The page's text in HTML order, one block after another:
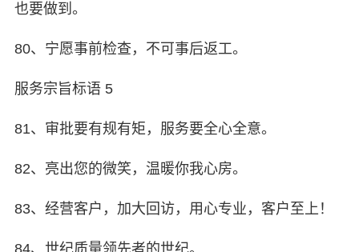
也要做到。
80、宁愿事前检查，不可事后返工。
服务宗旨标语 5
81、审批要有规有矩，服务要全心全意。
82、亮出您的微笑，温暖你我心房。
83、经营客户，加大回访，用心专业，客户至上！
84、世纪质量领先者的世纪。